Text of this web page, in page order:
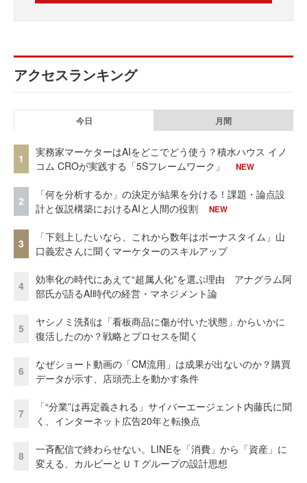
アクセスランキング
今日 月間
1
実務家マーケターはAIをどこでどう使う？積水ハウス イノ
コム CROが実践する「5Sフレームワーク」
NEW
2
「何を分析するか」の決定が結果を分ける！課題・論点設
計と仮説構築におけるAIと人間の役割
NEW
3
「下剋上したいなら、これから数年はボーナスタイム」山
口義宏さんに聞くマーケターのスキルアップ
4
効率化の時代にあえて“超属人化”を選ぶ理由 アナグラム阿
部氏が語るAI時代の経営・マネジメント論
5
ヤシノミ洗剤は「看板商品に傷が付いた状態」からいかに
復活したのか？戦略とプロセスを聞く
6
なぜショート動画の「CM流用」は成果が出ないのか？購買
データが示す、店頭売上を動かす条件
7
「“分業”は再定義される」サイバーエージェント内藤氏に聞
く、インターネット広告20年と転換点
8
一斉配信で終わらせない。LINEを「消費」から「資産」に
変える、カルビーとＵＴグループの設計思想